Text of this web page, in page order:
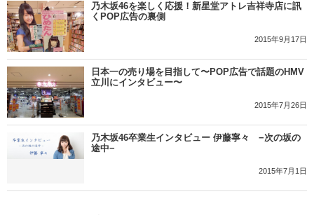
乃木坂46を楽しく応援！新星堂アトレ吉祥寺店に訊
くPOP広告の裏側
2015年9月17日
日本一の売り場を目指して〜POP広告で話題のHMV
立川にインタビュー〜
2015年7月26日
乃木坂46卒業生インタビュー 伊藤寧々 −次の坂の
途中−
2015年7月1日